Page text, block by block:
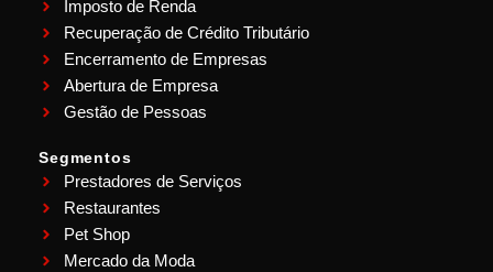
Imposto de Renda
Recuperação de Crédito Tributário
Encerramento de Empresas
Abertura de Empresa
Gestão de Pessoas
Segmentos
Prestadores de Serviços
Restaurantes
Pet Shop
Mercado da Moda